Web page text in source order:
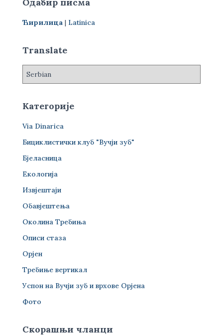
а
а
а
Ћирилица | Latinica
Translate
Категорије
Via Dinarica
Бициклистички клуб "Вучји зуб"
Бјеласница
Екологија
Извјештаји
Обавјештења
Околина Требиња
Описи стаза
Орјен
Требиње вертикал
Успон на Вучји зуб и врхове Орјена
Фото
Скорашњи чланци